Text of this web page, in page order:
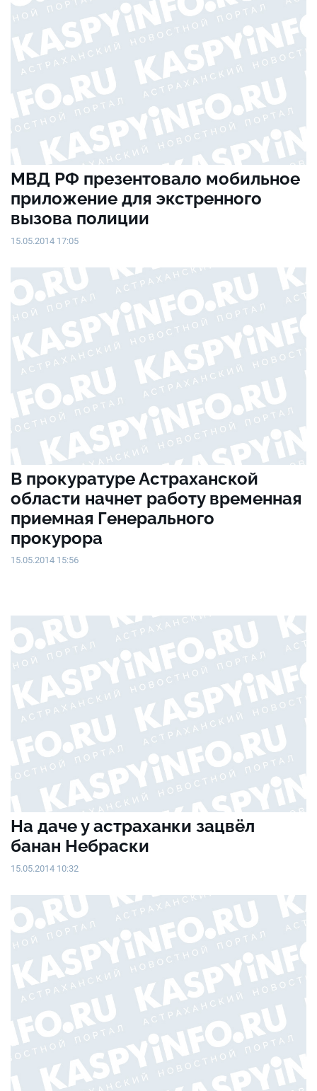
МВД РФ презентовало мобильное
приложение для экстренного
вызова полиции
15.05.2014 17:05
В прокуратуре Астраханской
области начнет работу временная
приемная Генерального
прокурора
15.05.2014 15:56
На даче у астраханки зацвёл
банан Небраски
15.05.2014 10:32